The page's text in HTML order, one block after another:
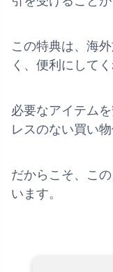
この特典は、海
く、便利にしてく
必要なアイテム
レスのない買い
だからこそ、こ
います。